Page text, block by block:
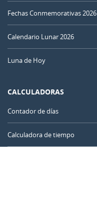
Fechas Conmemorativas 2026
Calendario Lunar 2026
Luna de Hoy
CALCULADORAS
Contador de días
Calculadora de tiempo